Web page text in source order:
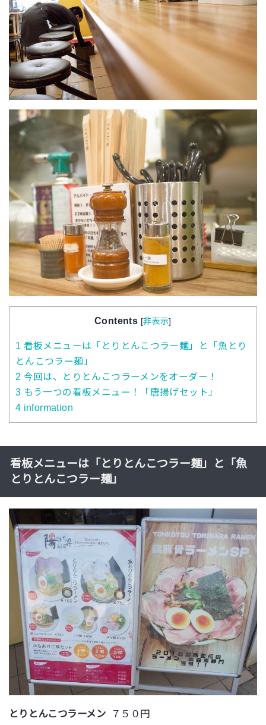
Contents [非表示]
1 看板メニューは「とりとんこつラー麺」と「魚とり
とんこつラー麺」
2 今回は、とりとんこつラーメンをオーダー！
3 もう一つの看板メニュー！「唐揚げセット」
4 information
看板メニューは「とりとんこつラー麺」と「魚
とりとんこつラー麺」
とりとんこつラーメン ７５０円